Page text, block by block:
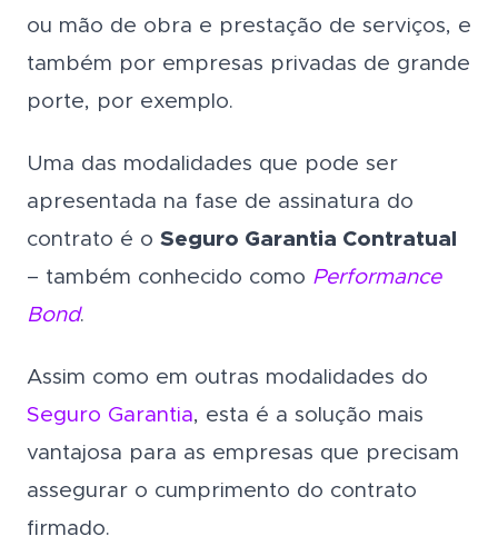
ou mão de obra e prestação de serviços, e
também por empresas privadas de grande
porte, por exemplo.
Uma das modalidades que pode ser
apresentada na fase de assinatura do
contrato é o Seguro Garantia Contratual
– também conhecido como Performance
Bond.
Assim como em outras modalidades do
Seguro Garantia, esta é a solução mais
vantajosa para as empresas que precisam
assegurar o cumprimento do contrato
firmado.